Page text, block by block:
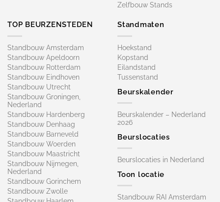
Zelfbouw Stands
TOP BEURZENSTEDEN
Standbouw Amsterdam
Standbouw Apeldoorn
Standbouw Rotterdam
Standbouw Eindhoven
Standbouw Utrecht
Standbouw Groningen,
Nederland
Standbouw Hardenberg
Standbouw Denhaag
Standbouw Barneveld
Standbouw Woerden
Standbouw Maastricht
Standbouw Nijmegen,
Nederland
Standbouw Gorinchem
Standbouw Zwolle
Standmaten
Hoekstand
Kopstand
Eilandstand
Tussenstand
Beurskalender
Beurskalender – Nederland
2026
Beurslocaties
Beurslocaties in Nederland
Toon locatie
Standbouw RAI Amsterdam